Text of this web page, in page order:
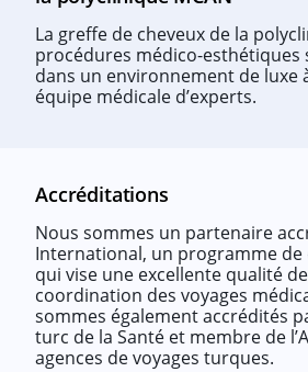
La greffe de cheveux de la
procédures médico-esthétiques
dans un environnement de luxe
équipe médicale d’experts.
Accréditations
Nous sommes un partenaire
International, un programme
qui vise une excellente qualité
coordination des voyages
sommes également accrédités
turc de la Santé et membre de
agences de voyages turques.